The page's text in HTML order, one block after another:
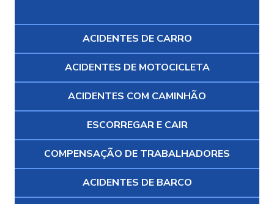
ACIDENTES DE CARRO
ACIDENTES DE MOTOCICLETA
ACIDENTES COM CAMINHÃO
ESCORREGAR E CAIR
COMPENSAÇÃO DE TRABALHADORES
ACIDENTES DE BARCO